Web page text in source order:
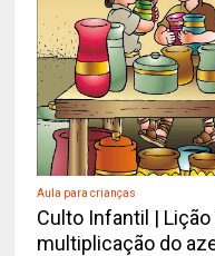
Aula para crianças
Culto Infantil | Lição
multiplicação do